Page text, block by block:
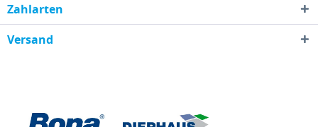
Zahlarten
Versand